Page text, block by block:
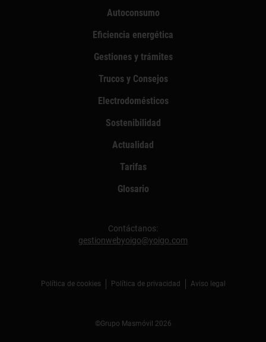
Autoconsumo
Eficiencia energética
Gestiones y trámites
Trucos y Consejos
Electrodomésticos
Sostenibilidad
Actualidad
Tarifas
Glosario
Contáctanos:
gestionwebyoigo@yoigo.com
Política de cookies Política de privacidad Aviso legal
©Grupo Masmóvil 2026